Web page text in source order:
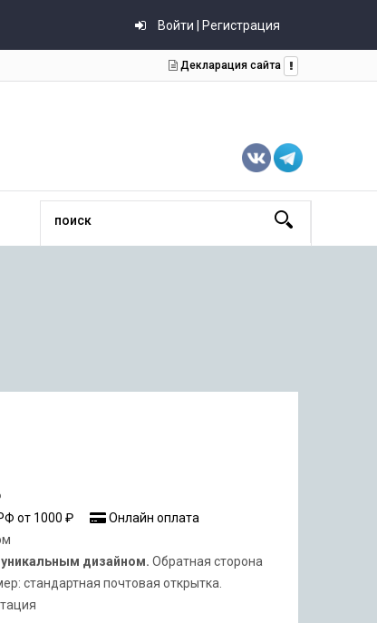
Войти | Регистрация
Декларация сайта
от 1000 ₽
Онлайн оплата
уникальным дизайном. Обратная сторона
стандартная почтовая открытка.